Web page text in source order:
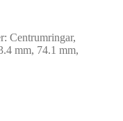
Centrumringar,
mm, 74.1 mm,